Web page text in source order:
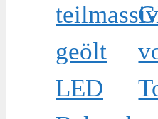
teilmassiv
geölt
LED